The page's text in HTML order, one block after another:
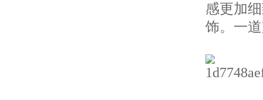
感更加
饰。一